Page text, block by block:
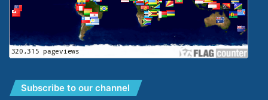
Subscribe to our channel